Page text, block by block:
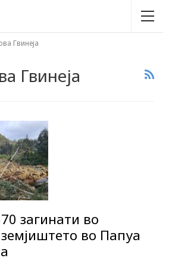
Гвинеја
Гвинеја
загинати во
во Папуа